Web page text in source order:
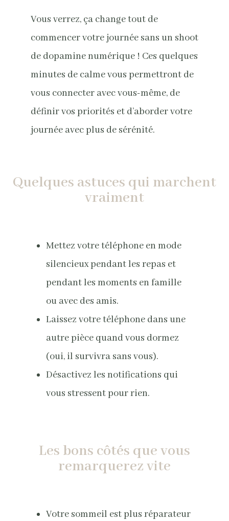
Vous verrez, ça change tout de
commencer votre journée sans un shoot
de dopamine numérique ! Ces quelques
minutes de calme vous permettront de
vous connecter avec vous-même, de
définir vos priorités et d’aborder votre
journée avec plus de sérénité.
Quelques astuces qui marchent
vraiment
Mettez votre téléphone en mode
silencieux pendant les repas et
pendant les moments en famille
ou avec des amis.
Laissez votre téléphone dans une
autre pièce quand vous dormez
(oui, il survivra sans vous).
Désactivez les notifications qui
vous stressent pour rien.
Les bons côtés que vous
remarquerez vite
Votre sommeil est plus réparateur